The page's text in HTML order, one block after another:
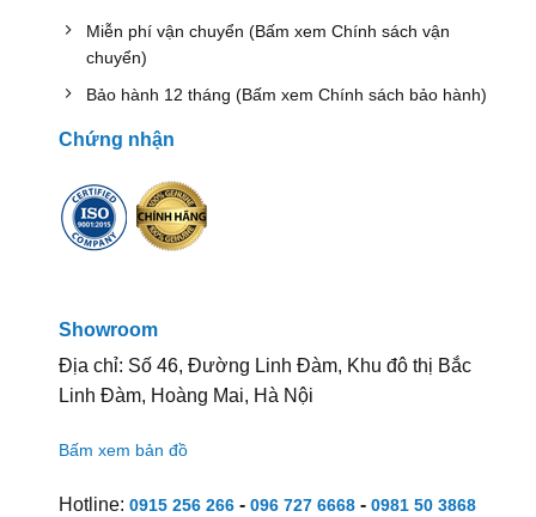
Miễn phí vận chuyển (Bấm xem Chính sách vận
chuyển)
Bảo hành 12 tháng (Bấm xem Chính sách bảo hành)
Chứng nhận
Showroom
Địa chỉ: Số 46, Đường Linh Đàm, Khu đô thị Bắc
Linh Đàm, Hoàng Mai, Hà Nội
Bấm xem bản đồ
Hotline: 0915 256 266- 096 727 6668- 0981 50 3868